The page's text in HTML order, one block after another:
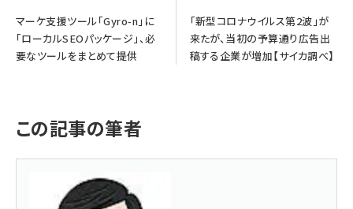
マーケ支援ツール「Gyro-n」に
「ローカルSEOパッケージ」、必
要なツールをまとめて提供
「新型コロナウイルス第2波」が
来たが、当初の予算通り広告出
稿する企業が増加【サイカ調べ】
この記事の筆者